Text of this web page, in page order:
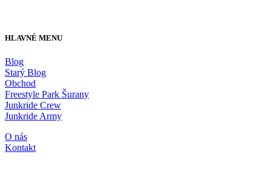
HLAVNÉ MENU
Blog
Starý Blog
Obchod
Freestyle Park Šurany
Junkride Crew
Junkride Army
O nás
Kontakt